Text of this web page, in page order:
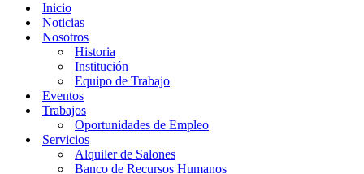
Inicio
Noticias
Nosotros
Historia
Institución
Equipo de Trabajo
Eventos
Trabajos
Oportunidades de Empleo
Servicios
Alquiler de Salones
Banco de Recursos Humanos